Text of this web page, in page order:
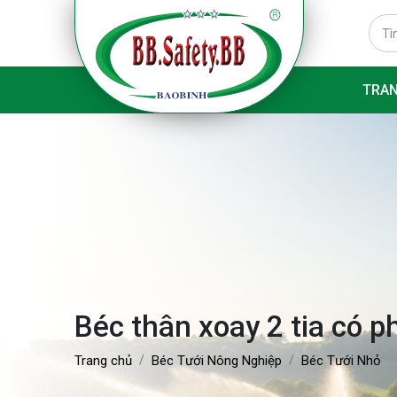
Béc thân xoay 2 tia có
Trang chủ Béc Tưới Nông Nghiệp Béc Tưới Nhỏ